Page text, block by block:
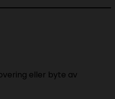
eller byte av